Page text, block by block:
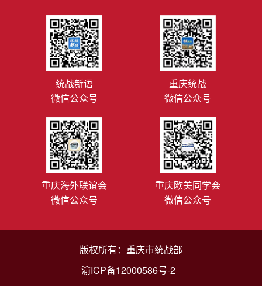
统战新语
微信公众号
重庆统战
微信公众号
重庆海外联谊会
微信公众号
重庆欧美同学会
微信公众号
版权所有：重庆市统战部
渝ICP备12000586号-2